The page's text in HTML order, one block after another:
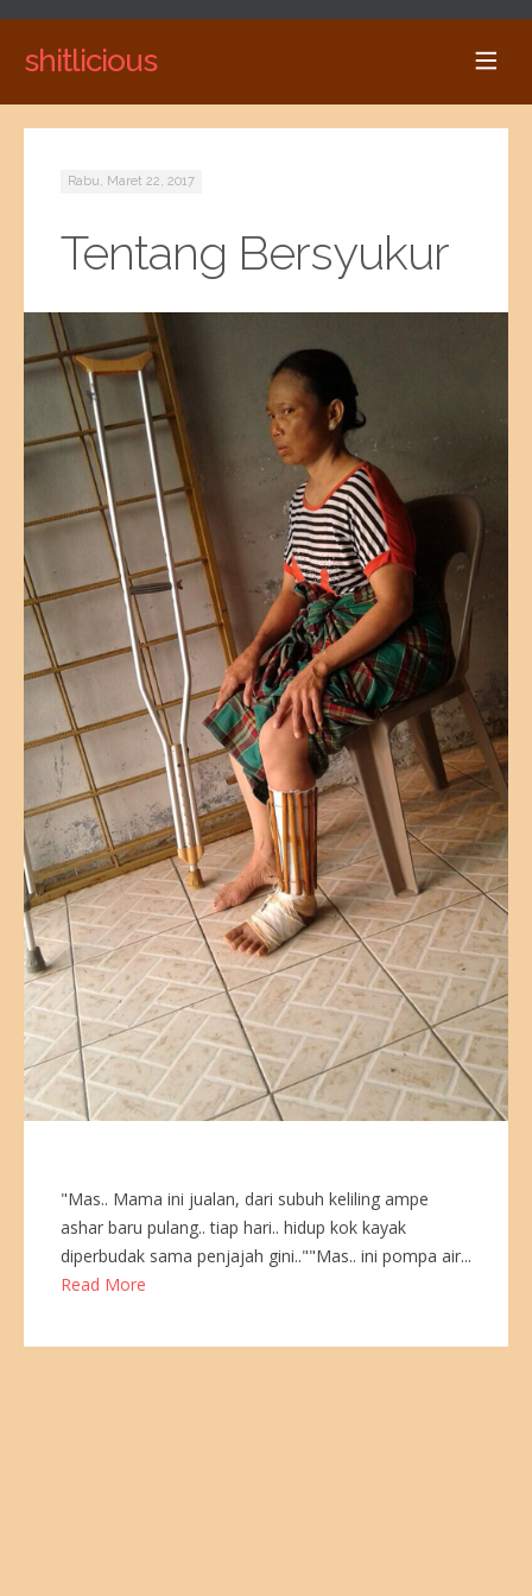
shitlicious
Rabu, Maret 22, 2017
Tentang Bersyukur
"Mas.. Mama ini jualan, dari subuh keliling ampe
ashar baru pulang.. tiap hari.. hidup kok kayak
diperbudak sama penjajah gini..""Mas.. ini pompa air...
Read More